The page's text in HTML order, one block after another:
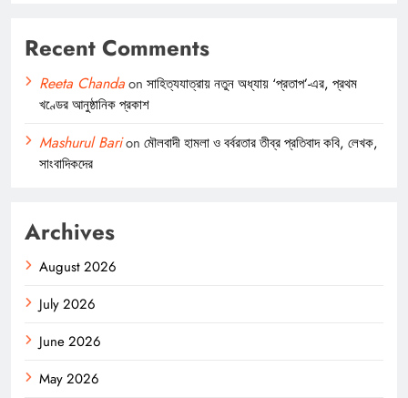
Recent Comments
Reeta Chandaon সাহিত্যযাত্রায় নতুন অধ্যায় ‘প্রতাপ’-এর, প্রথম
খণ্ডের আনুষ্ঠানিক প্রকাশ
Mashurul Barion মৌলবাদী হামলা ও বর্বরতার তীব্র প্রতিবাদ কবি, লেখক,
সাংবাদিকদের
Archives
August 2026
July 2026
June 2026
May 2026